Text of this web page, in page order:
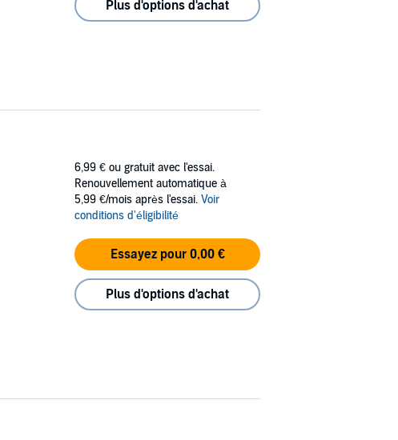
Plus d'options d'achat
6,99 € ou gratuit avec l'essai.
Renouvellement automatique à
5,99 €/mois après l'essai. Voir
conditions d'éligibilité
Essayez pour 0,00 €
Plus d'options d'achat